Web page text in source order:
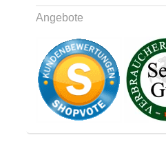
Angebote